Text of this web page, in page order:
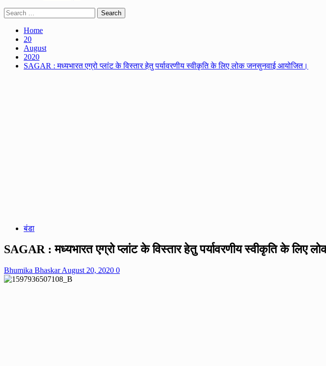
Search
for:
Home
20
August
2020
SAGAR : मध्यभारत एग्रो प्लांट के विस्तार हेतु पर्यावरणीय स्वीकृति के लिए लोक जनसुनवाई आयोजित।
बंडा
SAGAR : मध्यभारत एग्रो प्लांट के विस्तार हेतु पर्यावरणीय स्वीकृति के लिए
Bhumika BhaskarAugust 20, 2020 0